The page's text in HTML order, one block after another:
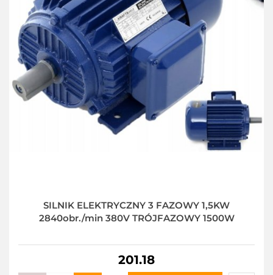
SILNIK ELEKTRYCZNY 3 FAZOWY 1,5KW
2840obr./min 380V TRÓJFAZOWY 1500W
201.18